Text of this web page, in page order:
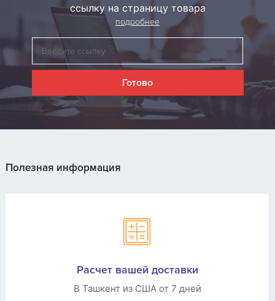
ссылку на страницу товара
подробнее
Полезная информация
Расчет вашей доставки
В Ташкент из США от 7 дней